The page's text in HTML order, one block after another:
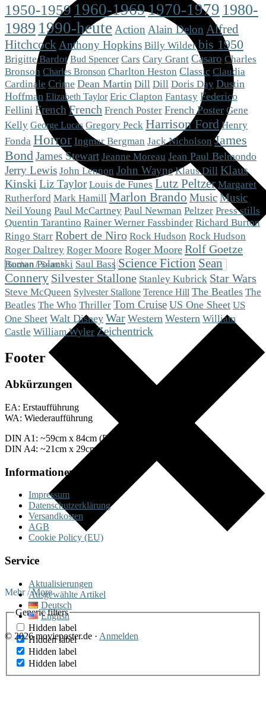
Mehr / More
Generic filters
Hidden label
Hidden label
Hidden label
Hidden label
1950-1959 1960-19691970-1979 1980-
1989 1990-heute Action Alain Delon Alfred
HitchcockAnthony Hopkins Billy Wilder bis 1950
Brigitte Bardot Bud Spencer Cars Cary Grant Casaro Charles
Bronson Charles Bronson Charlton Heston Classic Claudia
Cardinale Crime Dean Martin Dill Dill Doris Day Dustin
Hoffman Elizabeth Taylor Eric Clapton Fantasy Federico
Fellini French French French Poster French Poster Gene
Kelly George Lucas Gregory Peck Harrison Ford Henry
Fonda Horror Ingmar Bergman Jack Nicholson James
BondJames Stewart Jeanne Moreau Jean Paul Belmondo
Jerry Lewis John Lennon John Wayne Klaus Dill Klaus
Kinski Liz Taylor Louis de Funes Lutz Peltzer Margaret
Rutherford Mark Hamill Marlon Brando MusicMusic
Neil Young Paul McCartney Paul Newman Peltzer Press stills
Quentin Tarantino Rainer Werner Fassbinder Richard Burton
Ringo Starr Robert de Niro Rock Hudson Rock Hudson
Roger Daltrey Roger Moore Roger Moore Rolf Goetze
Roman Polanski Saul Bass Science FictionSean
Connery Silvester Stallone Stanley Kubrick Star Wars
Steve McQueen Sylvester Stallone Terence Hill The Beatles The
Beatles The Who Thriller Tom Cruise US One Sheet US
One Sheet Walt Disney War Western Western William
Castle William Wyler Zeichentrick
Footer
Abkürzungen
EA: Erstaufführung
WA: Wiederaufführung
DIN A1: ~59cm x 84cm (Plakate)
DIN A4: ~21cm x 29cm (Fotos)
Informationen
Impressum
Datenschutzerklärung
Versandkosten
AGB
Cookie Policy (EU)
Service
Aktualisierungen
Ausgewählte Artikel
Deutsch
English
© 2026 movieposter.de · Anmelden